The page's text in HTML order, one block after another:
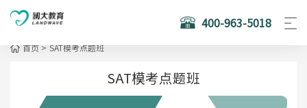
400-963-5018
首页 > SAT模考点题班
SAT模考点题班